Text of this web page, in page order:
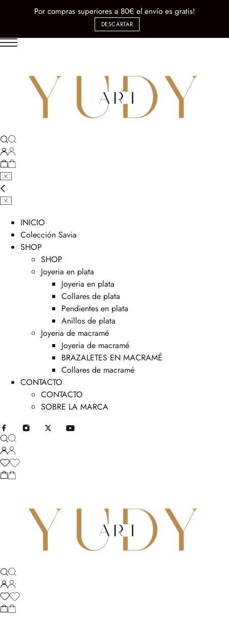
Por compras superiores a 80€ el envío es gratis!
DESCARTAR
INICIO
Colección Savia
SHOP
SHOP
Joyeria en plata
Joyeria en plata
Collares de plata
Pendientes en plata
Anillos de plata
Joyeria de macramé
Joyeria de macramé
BRAZALETES EN MACRAMÉ
Collares de macramé
CONTACTO
CONTACTO
SOBRE LA MARCA